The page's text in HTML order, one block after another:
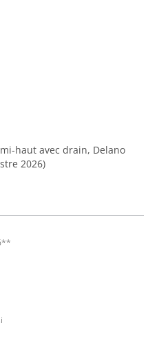
haut avec drain, Delano
2026)